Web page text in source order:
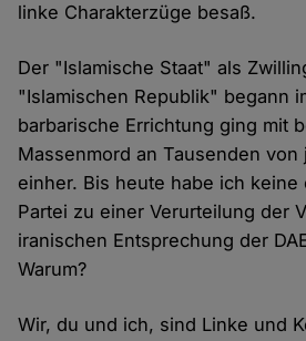
linke Charakterzüge besaß.
Der "Islamische Staat" als
"Islamischen Republik" begann
barbarische Errichtung ging mit
Massenmord an Tausenden
einher. Bis heute habe ich
Partei zu einer Verurteilung der
iranischen Entsprechung der
Warum?
Wir, du und ich, sind Linke und